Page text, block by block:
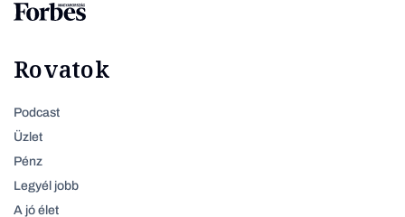
Rovatok
Podcast
Üzlet
Pénz
Legyél jobb
A jó élet